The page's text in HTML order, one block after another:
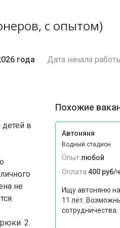
с опытом)
года Дата начала
в
не
2.
Похожие
Автоняня
Водный стадион
Опыт:любой
Оплата:400 руб/
Ищу автоняню
11 лет.
сотрудничества.